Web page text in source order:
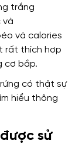
trắng
và
và calories
rất thích hợp
cơ bắp.
sử